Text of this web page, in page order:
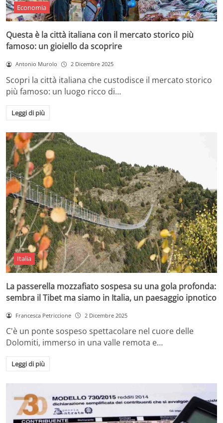
Economia
Questa è la città italiana con il mercato storico più
famoso: un gioiello da scoprire
Antonio Murolo 2 Dicembre 2025
Scopri la città italiana che custodisce il mercato storico
più famoso: un luogo ricco di…
Leggi di più
Italia
La passerella mozzafiato sospesa su una gola profonda:
sembra il Tibet ma siamo in Italia, un paesaggio ipnotico
Francesca Petriccione 2 Dicembre 2025
C'è un ponte sospeso spettacolare nel cuore delle
Dolomiti, immerso in una valle remota e…
Leggi di più